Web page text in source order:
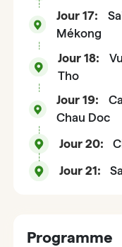
Jour 17:
Mékong
Jour 18:
Tho
Jour 19:
Chau Doc
Jour 20:
Jour 21:
Programme